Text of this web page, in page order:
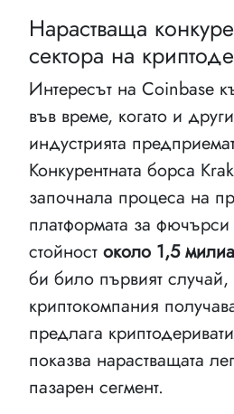
Нарастваща
сектора на
Интересът на Coinbase
във време, когато и
индустрията
Конкурентната борса
започнала процеса на
платформата за
стойност около 1,5
би било първият случай,
криптокомпания
предлага
показва нарастващата
пазарен сегмент.